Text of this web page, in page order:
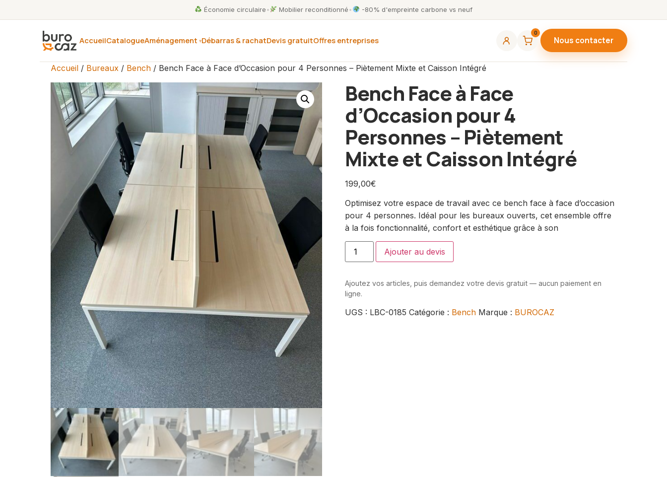
Économie circulaire• Mobilier reconditionné• -80% d'empreinte carbone vs neuf
AccueilCatalogueAménagement Débarras & rachatDevis gratuitOffres entreprises
0
Nous contacter
Accueil / Bureaux / Bench / Bench Face à Face d’Occasion pour 4 Personnes – Piètement Mixte et Caisson Intégré
Bench Face à Face
d’Occasion pour 4
Personnes – Piètement
Mixte et Caisson Intégré
199,00€
Optimisez votre espace de travail avec ce bench face à face d’occasion
pour 4 personnes. Idéal pour les bureaux ouverts, cet ensemble offre
à la fois fonctionnalité, confort et esthétique grâce à son
Ajouter au devis
Ajoutez vos articles, puis demandez votre devis gratuit — aucun paiement en
ligne.
UGS : LBC-0185 Catégorie : Bench Marque : BUROCAZ